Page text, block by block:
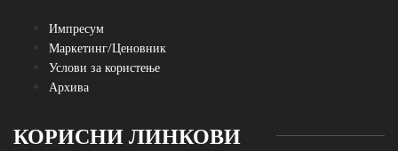
Импресум
Маркетинг/Ценовник
Услови за користење
Архива
КОРИСНИ ЛИНКОВИ